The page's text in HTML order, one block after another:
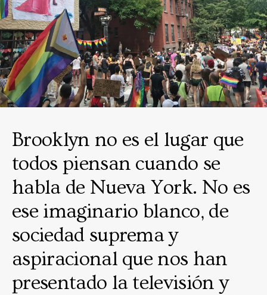
Brooklyn no es el lugar que
todos piensan cuando se
habla de Nueva York. No es
ese imaginario blanco, de
sociedad suprema y
aspiracional que nos han
presentado la televisión y